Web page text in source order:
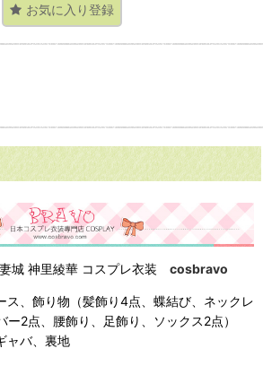
お気に入り登録
妻城 神里綾華 コスプレ衣装 cosbravo
、飾り物（髪飾り4点、蝶結び、ネックレ
ー2点、腰飾り、足飾り、ソックス2点）
ャバ、裏地